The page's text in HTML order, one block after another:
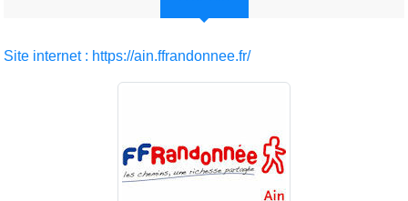
Site internet : https://ain.ffrandonnee.fr/